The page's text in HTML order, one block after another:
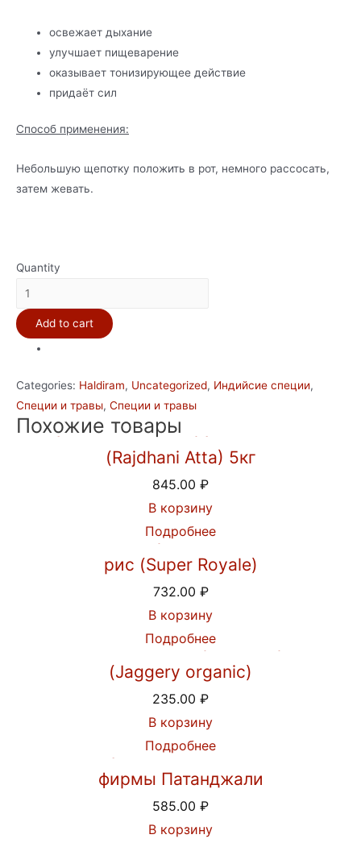
освежает дыхание
улучшает пищеварение
оказывает тонизирующее действие
придаёт сил
Способ применения:
Небольшую щепотку положить в рот, немного рассосать,
затем жевать.
Quantity
ЖЕВАТЕЛЬНАЯ
СМЕСЬ
РАДЖНИГАНДХА
ПАН
(RAJNIGANDHA
PAN
MASALA),
Add to cart
Categories: Haldiram, Uncategorized, Индийсие специи,
Специи и травы, Специи и травы
Похожие товары
Мука пшеничная грубого помола
(Rajdhani Atta) 5кг
845.00 ₽
В корзину
Подробнее
Индийский Королевский Басмати
рис (Super Royale)
732.00 ₽
В корзину
Подробнее
Пальмовый сахар джаггери
(Jaggery organic)
235.00 ₽
В корзину
Подробнее
Шампунь Кеш Канти Рита от
фирмы Патанджали
585.00 ₽
В корзину